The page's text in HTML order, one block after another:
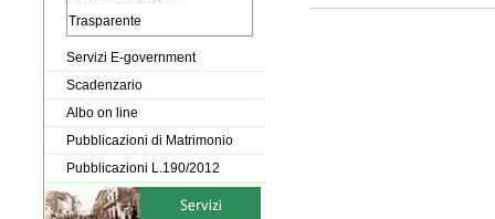
Servizi E-government
Scadenzario
Albo on line
Pubblicazioni di Matrimonio
Pubblicazioni L.190/2012